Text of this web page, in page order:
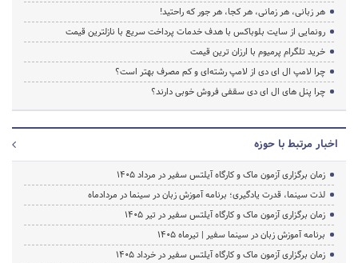
هر زبانی، هر زمانی، هر کجا، هر جور که راحتید!
رونمایی از سایت بلوباکس با هدف خدمات پرداخت سریع با نازلترین قیمت
خرید تلگرام پرمیوم با ارزان ترین قیمت
چرا لامپ ال ای دی از لامپ رشته‌ای و کم مصرف بهتر است؟
چرا پنل های ال ای دی سقفی فروش خوبی دارند؟
اخبار مرتبط با حوزه
زمان برگزاری آزمون ماک و کارگاه آیلتس سفیر در مرداد 1405
لذت سینما، قدرت یادگیری؛ برنامه آموزش زبان در سینما در مردادماه
زمان برگزاری آزمون ماک و کارگاه آیلتس سفیر در تیر 1405
برنامه آموزش زبان در سینما سفیر | تیرماه ۱۴۰۵
زمان برگزاری آزمون ماک و کارگاه آیلتس سفیر در خرداد 1405